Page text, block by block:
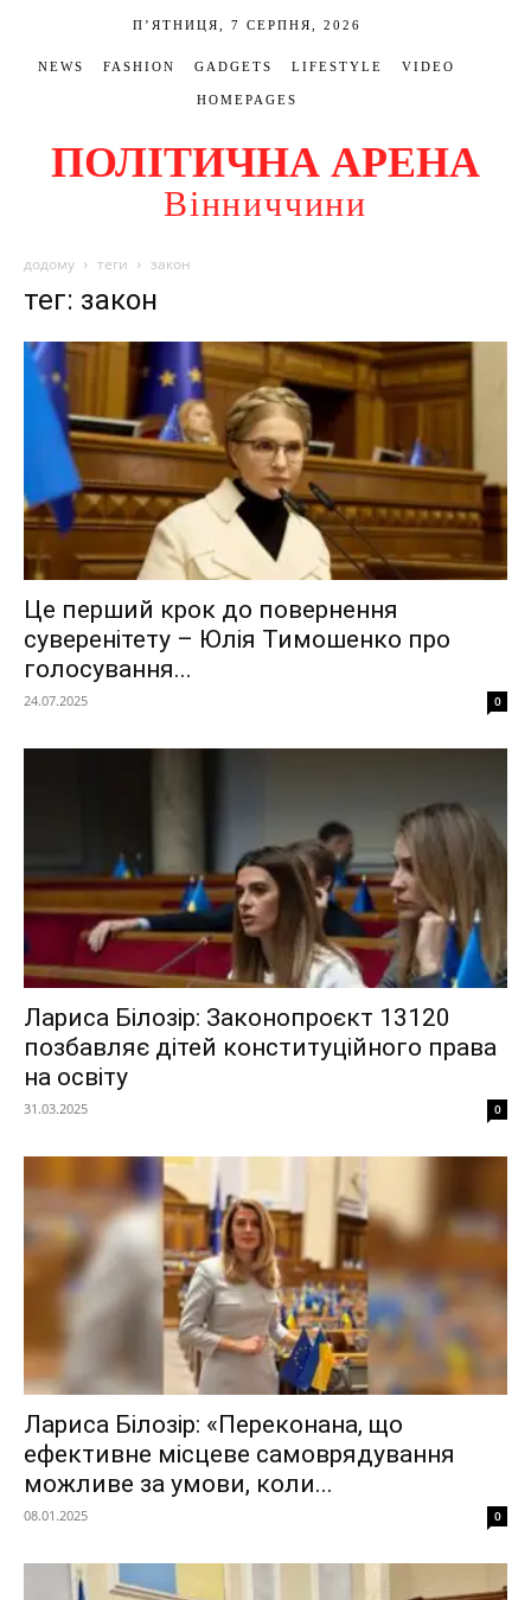
П’ЯТНИЦЯ, 7 СЕРПНЯ, 2026
NEWS FASHION GADGETS LIFESTYLE VIDEO
HOMEPAGES
ПОЛІТИЧНА АРЕНА
Вінниччини
додому теги закон
тег: закон
Це перший крок до повернення
суверенітету – Юлія Тимошенко про
голосування...
24.07.2025 0
Лариса Білозір: Законопроєкт 13120
позбавляє дітей конституційного права
на освіту
31.03.2025 0
Лариса Білозір: «Переконана, що
ефективне місцеве самоврядування
можливе за умови, коли...
08.01.2025 0